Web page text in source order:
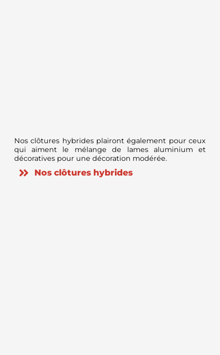
Nos clôtures hybridesplairont également pour ceux
qui aiment le mélange de lames aluminium et
décoratives pour une décoration modérée.
Nos clôtures hybrides